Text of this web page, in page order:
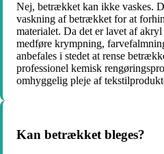
Nej, betrækket kan ikke vaskes.
vaskning af betrækket for at
materialet. Da det er lavet af
medføre krympning,
anbefales i stedet at rense
professionel kemisk
omhyggelig pleje af
Kan betrækket bleges?